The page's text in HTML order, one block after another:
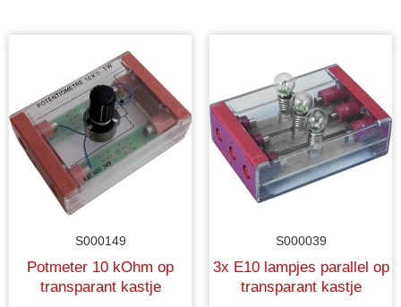
S000149
Potmeter 10 kOhm op
transparant kastje
S000039
3x E10 lampjes parallel op
transparant kastje